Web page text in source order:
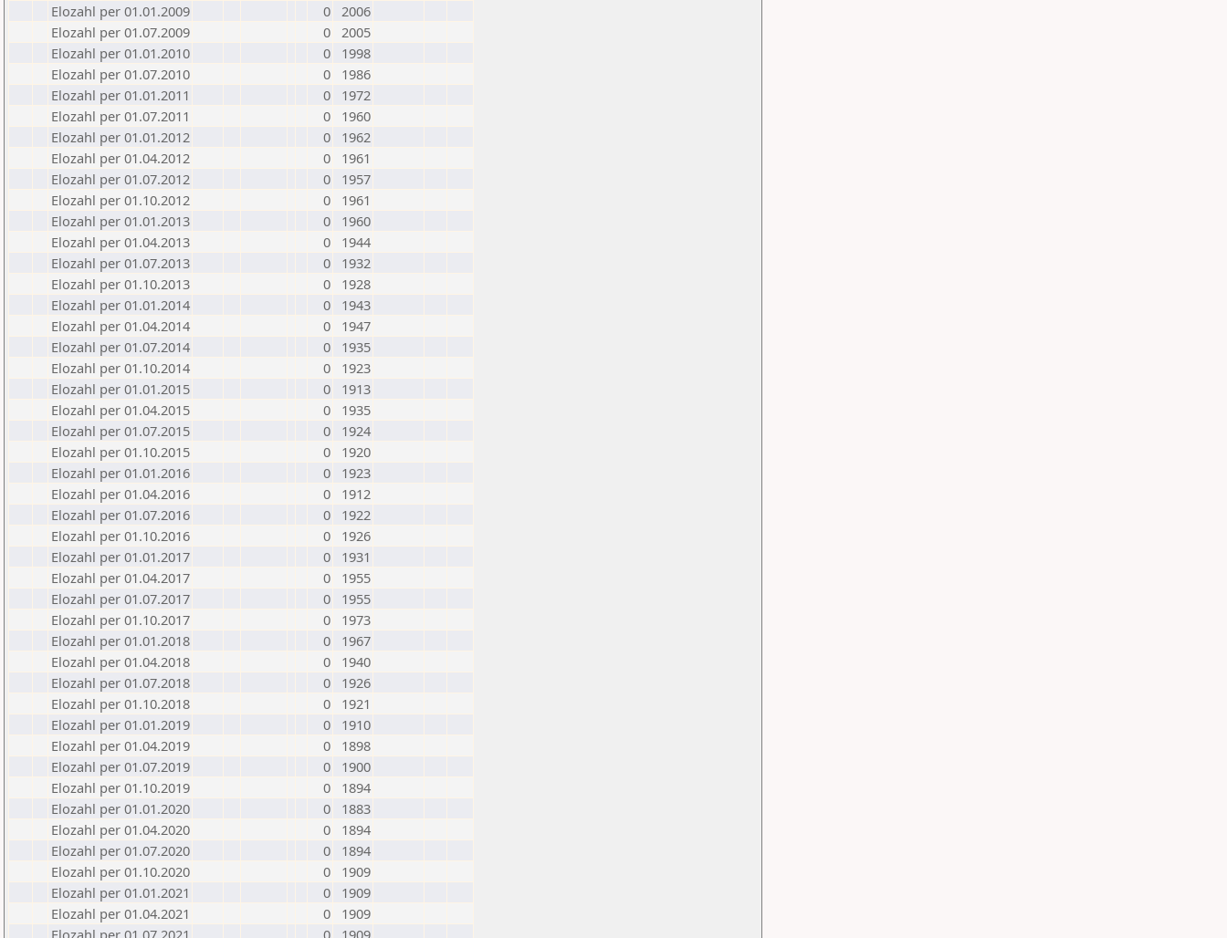
Elozahl per 01.01.2009
0 2006
Elozahl per 01.07.2009
0 2005
Elozahl per 01.01.2010
0
1998
Elozahl per 01.07.2010
0
1986
Elozahl per 01.01.2011
0
1972
Elozahl per 01.07.2011
0
1960
Elozahl per 01.01.2012
0
1962
Elozahl per 01.04.2012
0
1961
Elozahl per 01.07.2012
0
1957
Elozahl per 01.10.2012
0
1961
Elozahl per 01.01.2013
0
1960
Elozahl per 01.04.2013
0
1944
Elozahl per 01.07.2013
0
1932
Elozahl per 01.10.2013
0
1928
Elozahl per 01.01.2014
0
1943
Elozahl per 01.04.2014
0
1947
Elozahl per 01.07.2014
0
1935
Elozahl per 01.10.2014
0
1923
Elozahl per 01.01.2015
0
1913
Elozahl per 01.04.2015
0
1935
Elozahl per 01.07.2015
0
1924
Elozahl per 01.10.2015
0
1920
Elozahl per 01.01.2016
0
1923
Elozahl per 01.04.2016
0
1912
Elozahl per 01.07.2016
0
1922
Elozahl per 01.10.2016
0
1926
Elozahl per 01.01.2017
0
1931
Elozahl per 01.04.2017
0
1955
Elozahl per 01.07.2017
0
1955
Elozahl per 01.10.2017
0
1973
Elozahl per 01.01.2018
0
1967
Elozahl per 01.04.2018
0
1940
Elozahl per 01.07.2018
0
1926
Elozahl per 01.10.2018
0
1921
Elozahl per 01.01.2019
0
1910
Elozahl per 01.04.2019
0
1898
Elozahl per 01.07.2019
0
1900
Elozahl per 01.10.2019
0
1894
Elozahl per 01.01.2020
0
1883
Elozahl per 01.04.2020
0
1894
Elozahl per 01.07.2020
0
1894
Elozahl per 01.10.2020
0
1909
Elozahl per 01.01.2021
0
1909
Elozahl per 01.04.2021
0
1909
Elozahl per 01.07.2021
0
1909